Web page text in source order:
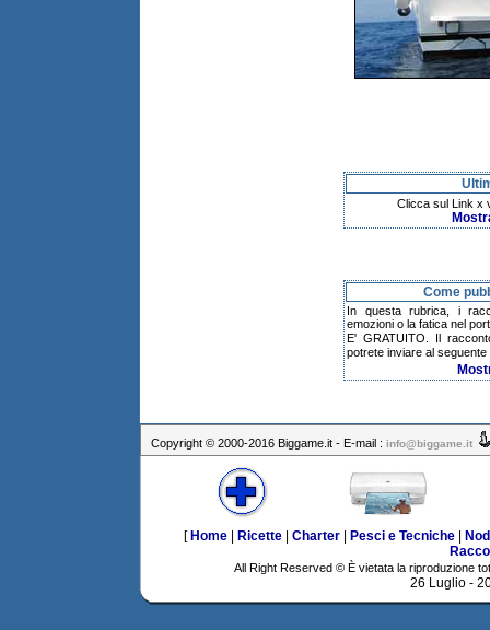
Clicca sul Link x
Come
In questa rubrica, i
emozioni o la fatica nel
E' GRATUITO. Il
potrete inviare al
Copyright © 2000-2016 Biggame.it - E-mail : info@biggame.it
[ Home| Ricette| Charter| Pesci e Tecniche|
All Right Reserved © È vietata la riproduzione
26 Luglio -